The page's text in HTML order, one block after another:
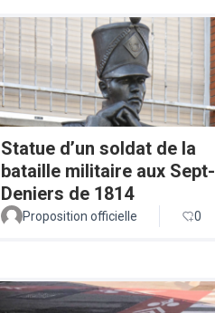
Statue d’un soldat de la
bataille militaire aux Sept-
Deniers de 1814
Proposition officielle 0